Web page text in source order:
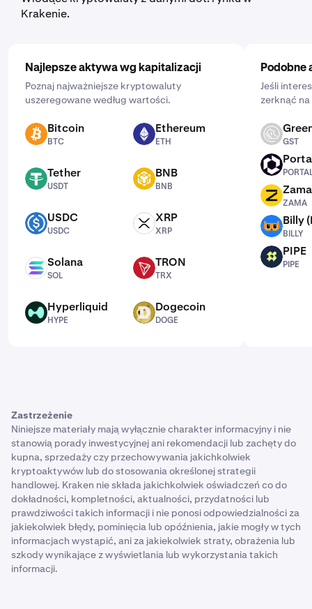
harmonogram: codziennie, co tydzień lub co miesiąc.
Krakenie.
Najlepsze aktywa wg kapitalizacji
Poznaj najważniejsze kryptowaluty
uszeregowane według wartości.
BTC Bitcoin
BTC
ETH Ethereum
ETH
USDT Tether
USDT
BNB BNB
BNB
USDC USDC
USDC
XRP XRP
XRP
SOL Solana
SOL
TRX TRON
TRX
HYPE Hyperliquid
HYPE
DOGE Dogecoin
DOGE
Podobne
Jeśli
zerknąć
GST
GST
PORTAL
ZAMA Zama
ZAMA
BILLY Billy
BILLY
PIPE PIPE
PIPE
Zastrzeżenie
Niniejsze materiały mają wyłącznie charakter informacyjny i nie
stanowią porady inwestycyjnej ani rekomendacji lub zachęty do
kupna, sprzedaży czy przechowywania jakichkolwiek
kryptoaktywów lub do stosowania określonej strategii
handlowej. Kraken nie składa jakichkolwiek oświadczeń co do
dokładności, kompletności, aktualności, przydatności lub
prawdziwości takich informacji i nie ponosi odpowiedzialności za
jakiekolwiek błędy, pominięcia lub opóźnienia, jakie mogły w tych
informacjach wystąpić, ani za jakiekolwiek straty, obrażenia lub
szkody wynikające z wyświetlania lub wykorzystania takich
informacji.